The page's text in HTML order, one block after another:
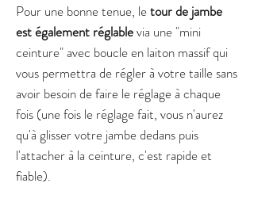
Pour une bonne tenue, letour de jambe
est également réglablevia une "mini
ceinture" avec boucle en laiton massif qui
vous permettra de régler à votre taille sans
avoir besoin de faire le réglage à chaque
fois (une fois le réglage fait, vous n'aurez
qu'à glisser votre jambe dedans puis
l'attacher à la ceinture, c'est rapide et
fiable).